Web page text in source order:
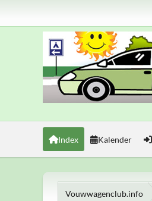
Index Kalender
Vouwwagenclub.info